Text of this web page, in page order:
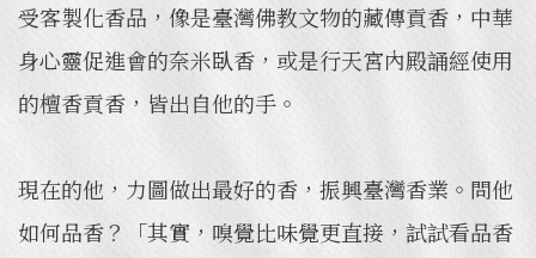
受客製化香品，像是臺灣佛教文物的藏傳貢香，中華
身心靈促進會的奈米臥香，或是行天宮內殿誦經使用
的檀香貢香，皆出自他的手。
現在的他，力圖做出最好的香，振興臺灣香業。問他
如何品香？「其實，嗅覺比味覺更直接，試試看品香